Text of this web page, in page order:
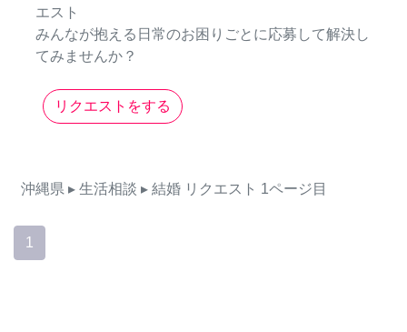
エスト
みんなが抱える日常のお困りごとに応募して解決し
てみませんか？
リクエストをする
沖縄県 ▸ 生活相談 ▸ 結婚 リクエスト 1ページ目
1